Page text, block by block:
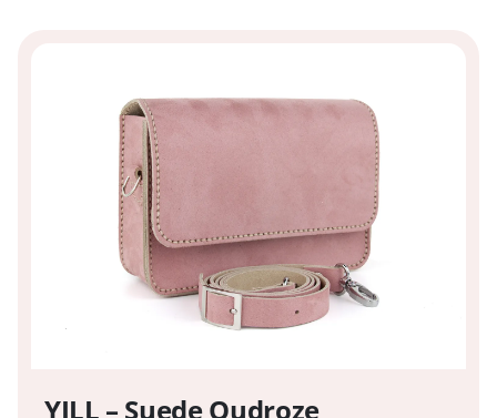
YILL – Suede Oudroze